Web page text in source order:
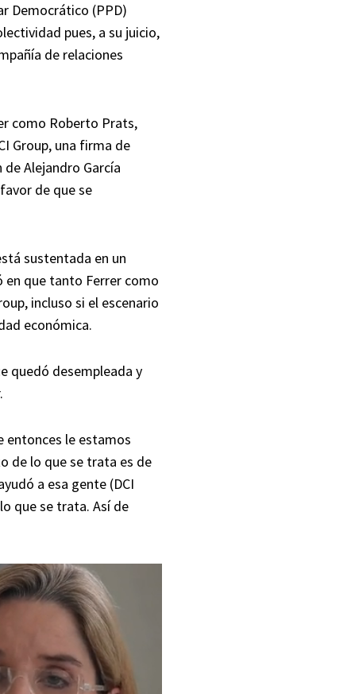
Democrático (PPD)
pues, a su juicio,
de relaciones
como Roberto Prats,
Group, una firma de
Alejandro García
de que se
sustentada en un
en que tanto Ferrer como
incluso si el escenario
económica.
quedó desempleada y
entonces le estamos
de lo que se trata es de
a esa gente (DCI
que se trata. Así de